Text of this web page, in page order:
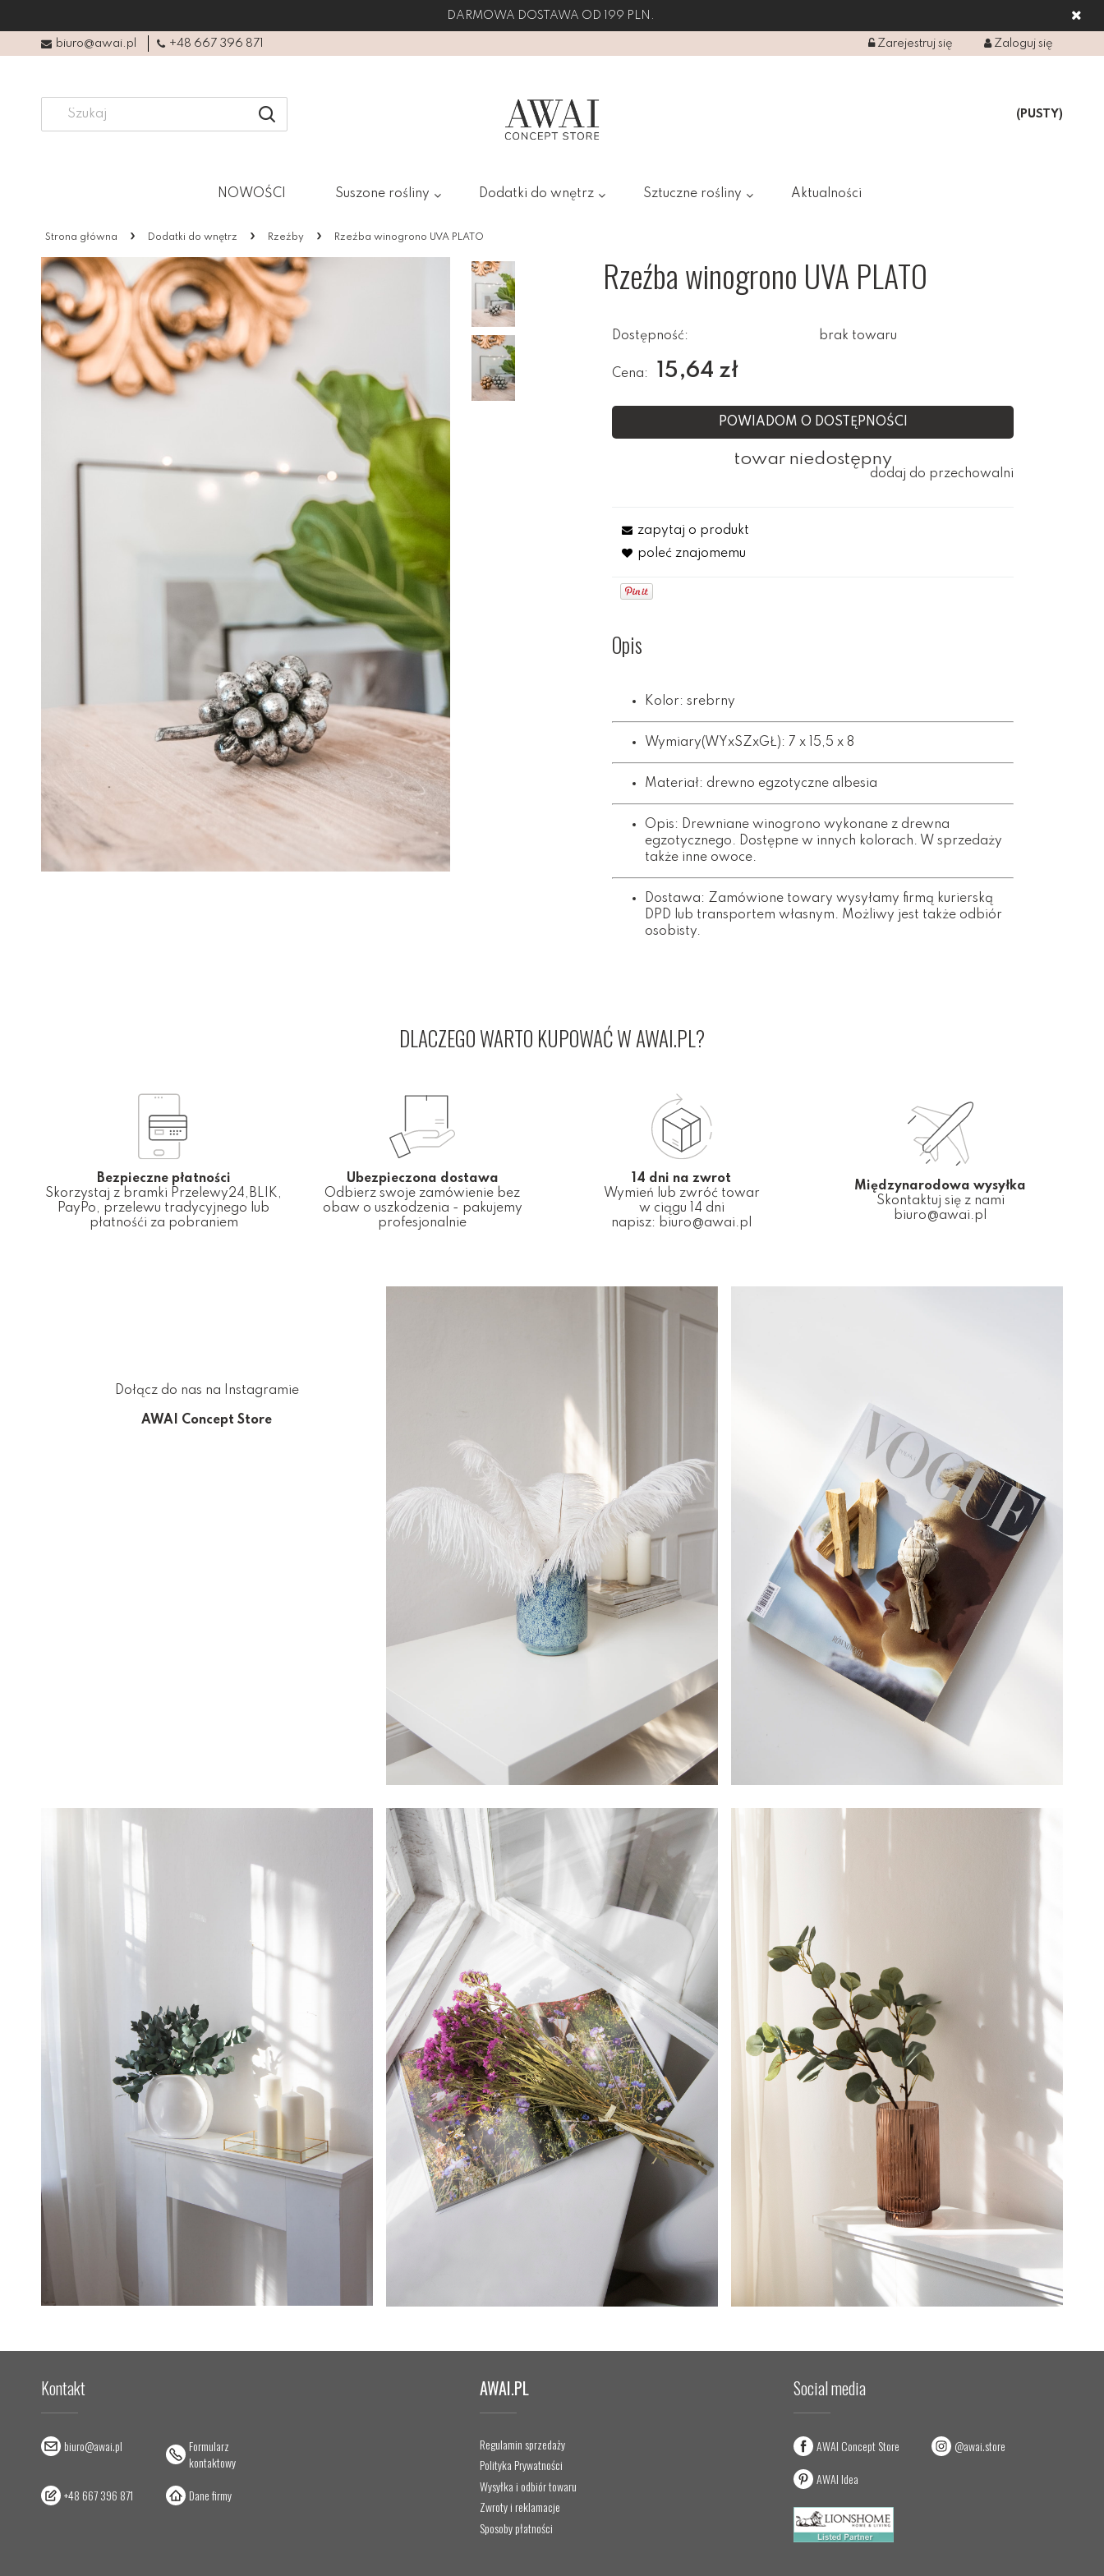
DARMOWA DOSTAWA OD 199 PLN.
biuro@awai.pl +48 667 396 871 Zarejestruj się Zaloguj się
(PUSTY)
NOWOŚCI Suszone rośliny Dodatki do wnętrz Sztuczne rośliny Aktualności
Strona główna » Dodatki do wnętrz » Rzeźby » Rzeźba winogrono UVA PLATO
Rzeźba winogrono UVA PLATO
Dostępność: brak towaru
Cena: 15,64 zł
POWIADOM O DOSTĘPNOŚCI
towar niedostępny
dodaj do przechowalni
zapytaj o produkt
poleć znajomemu
Opis
Kolor: srebrny
Wymiary(WYxSZxGŁ): 7 x 15,5 x 8
Materiał: drewno egzotyczne albesia
Opis: Drewniane winogrono wykonane z drewna
egzotycznego. Dostępne w innych kolorach. W sprzedaży
także inne owoce.
Dostawa: Zamówione towary wysyłamy firmą kurierską
DPD lub transportem własnym. Możliwy jest także odbiór
osobisty.
DLACZEGO WARTO KUPOWAĆ W AWAI.PL?
Bezpieczne płatności
Skorzystaj z bramki Przelewy24,BLIK,
PayPo, przelewu tradycyjnego lub
płatnośći za pobraniem
Ubezpieczona dostawa
Odbierz swoje zamówienie bez
obaw o uszkodzenia - pakujemy
profesjonalnie
14 dni na zwrot
Wymień lub zwróć towar
w ciągu 14 dni
napisz: biuro@awai.pl
Międzynarodowa wysyłka
Skontaktuj się z nami
biuro@awai.pl
Dołącz do nas na Instagramie
AWAI Concept Store
Kontakt
biuro@awai.pl
Formularz
kontaktowy
+48 667 396 871
Dane firmy
AWAI.PL
Regulamin sprzedaży
Polityka Prywatności
Wysyłka i odbiór towaru
Zwroty i reklamacje
Sposoby płatności
Social media
AWAI Concept Store
@awai.store
AWAI Idea